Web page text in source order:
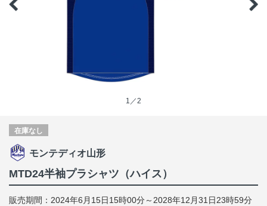
1／2
在庫なし
モンテディオ山形
MTD24半袖プラシャツ（ハイス）
販売期間：2024年6月15日15時00分～2028年12月31日23時59分